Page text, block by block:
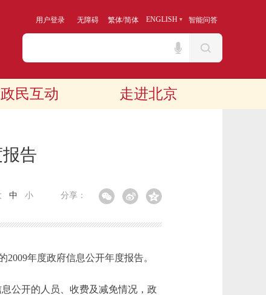
用户登录 无障碍 繁体/简体 ENGLISH 智能问答
政民互动 走进北京
告
分享：
中 小
年度政府信息公开年度报告。
公开的人员、收费及减免情况，政